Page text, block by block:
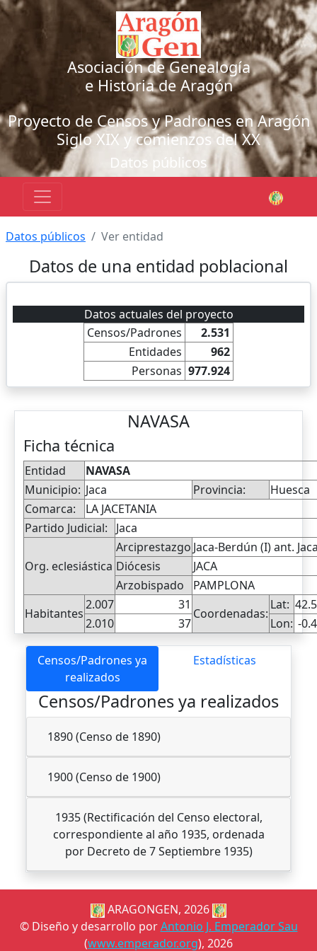
Asociación de Genealogía
e Historia de Aragón
Proyecto de Censos y Padrones en Aragón
Siglo XIX y comienzos del XX
Datos públicos
Datos públicos Ver entidad
Datos de una entidad poblacional
Datos actuales del proyecto
Censos/Padrones
2.531
Entidades
962
Personas 977.924
NAVASA
Ficha técnica
Entidad
NAVASA
Municipio: Jaca Provincia:
Huesca
Comarca:
LA JACETANIA
Partido Judicial:
Jaca
Org. eclesiástica
Arciprestazgo Jaca-Berdún (I) ant.
Diócesis
JACA
Arzobispado
PAMPLONA
Habitantes
2.007 31
Coordenadas:
Lat:
2.010
37 Lon: -
Censos/Padrones ya
realizados
Estadísticas
Censos/Padrones ya realizados
1890 (Censo de 1890)
1900 (Censo de 1900)
1935 (Rectificación del Censo electoral,
correspondiente al año 1935, ordenada
por Decreto de 7 Septiembre 1935)
ARAGONGEN, 2026
© Diseño y desarrollo porAntonio J. Emperador Sau
(www.emperador.org), 2026